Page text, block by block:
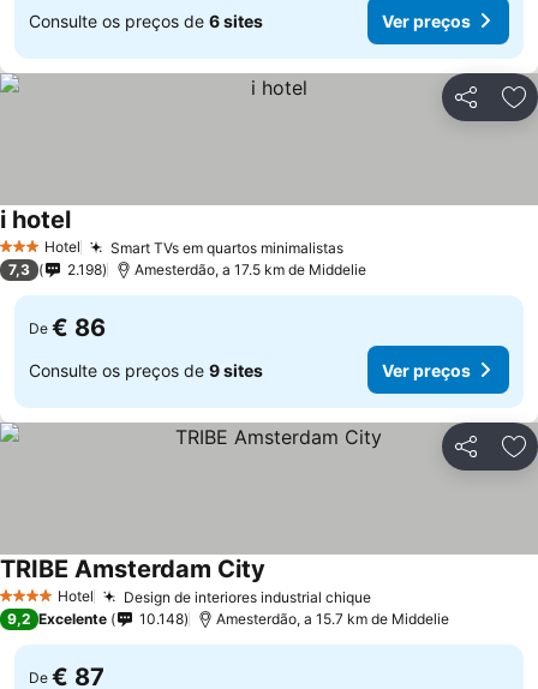
Consulte os preços de 6 sites Ver preços
Partilhar
3 EstrelasHotel Smart TVs em quartos minimalistas
i hotel
7,3 2.198 Amesterdão, a 17.5 km de Middelie
De € 86
Consulte os preços de 9 sites Ver preços
Partilhar
4 EstrelasHotel Design de interiores industrial chique
TRIBE Amsterdam City
9,2 Excelente 10.148 Amesterdão, a 15.7 km de Middelie
De € 87